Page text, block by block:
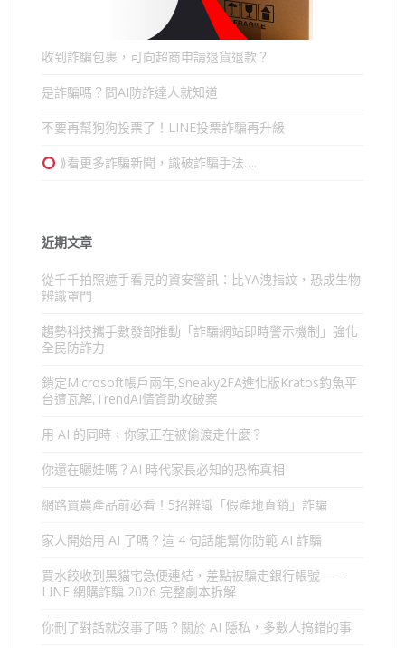
收到詐騙包裹，可向超商申請退貨退款？
是詐騙嗎？問AI防詐達人就知道
不要再幫狗狗投票了！LINE投票詐騙再升級
⟫看更多詐騙新聞，識破詐騙手法….
近期文章
從千千拍照遮手看見的資安警訊：比YA洩指紋，恐成生物
辨識罩門
趨勢科技攜手數發部推動「詐騙網站即時警示機制」強化
全民防詐力
鎖定Microsoft帳戶兩年,Sneaky2FA進化版Kratos釣魚平
台遭瓦解,TrendAI情資助攻破案
用 AI 的同時，你家正在被偷渡走什麼？
你還在曬娃嗎？AI 時代家長必知的恐怖真相
網路買農產品前必看！5招辨識「假產地直銷」詐騙
家人開始用 AI 了嗎？這 4 句話能幫你防範 AI 詐騙
買水餃收到黑貓宅急便連結，差點被騙走銀行帳號——
LINE 網購詐騙 2026 完整劇本拆解
你刪了對話就沒事了嗎？關於 AI 隱私，多數人搞錯的事